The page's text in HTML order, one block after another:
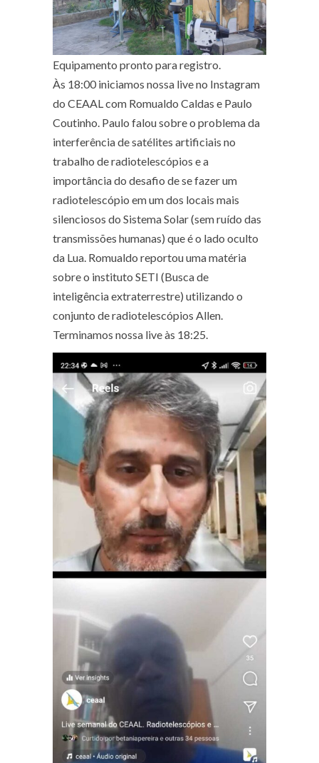
Equipamento pronto para registro.
Às 18:00 iniciamos nossa live no Instagram
do CEAAL com Romualdo Caldas e Paulo
Coutinho. Paulo falou sobre o problema da
interferência de satélites artificiais no
trabalho de radiotelescópios e a
importância do desafio de se fazer um
radiotelescópio em um dos locais mais
silenciosos do Sistema Solar (sem ruído das
transmissões humanas) que é o lado oculto
da Lua. Romualdo reportou uma matéria
sobre o instituto SETI (Busca de
inteligência extraterrestre) utilizando o
conjunto de radiotelescópios Allen.
Terminamos nossa live às 18:25.